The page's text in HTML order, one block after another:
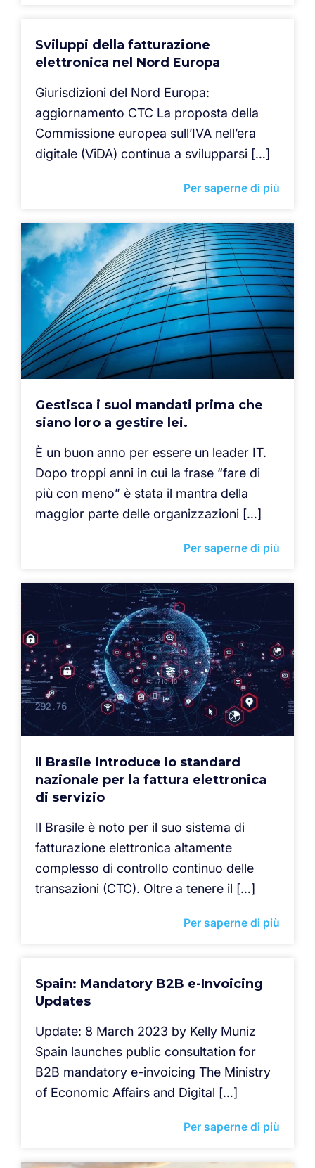
Sviluppi della fatturazione
elettronica nel Nord Europa
Giurisdizioni del Nord Europa:
aggiornamento CTC La proposta della
Commissione europea sull’IVA nell’era
digitale (ViDA) continua a svilupparsi […]
Per saperne di più
Gestisca i suoi mandati prima che
siano loro a gestire lei.
È un buon anno per essere un leader IT.
Dopo troppi anni in cui la frase “fare di
più con meno” è stata il mantra della
maggior parte delle organizzazioni […]
Per saperne di più
Il Brasile introduce lo standard
nazionale per la fattura elettronica
di servizio
Il Brasile è noto per il suo sistema di
fatturazione elettronica altamente
complesso di controllo continuo delle
transazioni (CTC). Oltre a tenere il […]
Per saperne di più
Spain: Mandatory B2B e-Invoicing
Updates
Update: 8 March 2023 by Kelly Muniz
Spain launches public consultation for
B2B mandatory e-invoicing The Ministry
of Economic Affairs and Digital […]
Per saperne di più